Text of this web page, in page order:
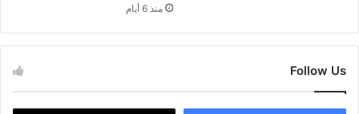
منذ 6 أيام
Follow Us